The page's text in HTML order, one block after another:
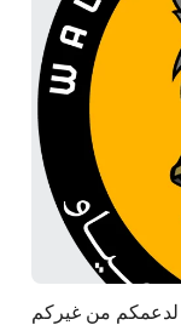
لدعمكم من غيركم